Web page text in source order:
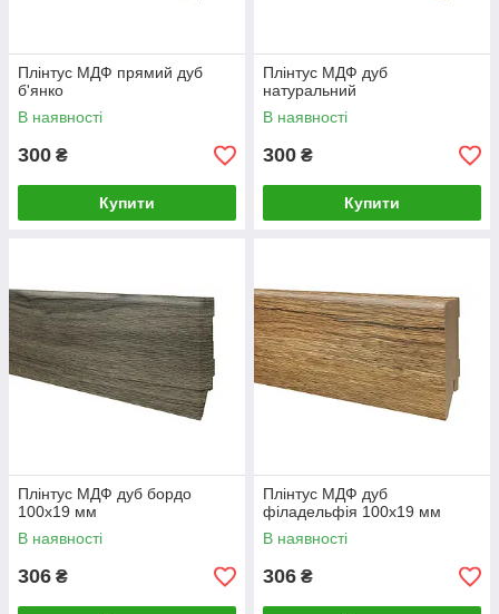
Плінтус МДФ прямий дуб
б'янко
В наявності
300 ₴
Купити
Плінтус МДФ дуб
натуральний
В наявності
300 ₴
Купити
Плінтус МДФ дуб бордо
100х19 мм
В наявності
306 ₴
Плінтус МДФ дуб
філадельфія 100х19 мм
В наявності
306 ₴